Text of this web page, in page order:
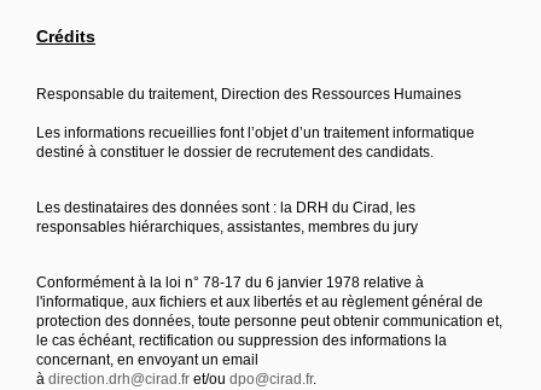
Crédits
Responsable du traitement, Direction des Ressources Humaines
Les informations recueillies font l’objet d’un traitement informatique
destiné à constituer le dossier de recrutement des candidats.
Les destinataires des données sont : la DRH du Cirad, les
responsables hiérarchiques, assistantes, membres du jury
Conformément à la loi n° 78-17 du 6 janvier 1978 relative à
l'informatique, aux fichiers et aux libertés et au règlement général de
protection des données, toute personne peut obtenir communication et,
le cas échéant, rectification ou suppression des informations la
concernant, en envoyant un email
à direction.drh@cirad.fr et/ou dpo@cirad.fr.